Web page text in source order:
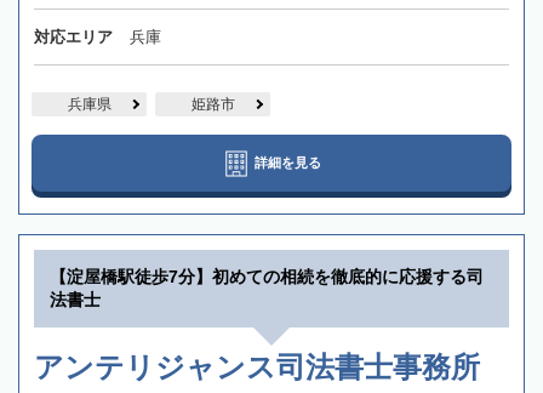
対応エリア 兵庫
兵庫県 姫路市
詳細を見る
【淀屋橋駅徒歩7分】初めての相続を徹底的に応援する司
法書士
アンテリジャンス司法書士事務所